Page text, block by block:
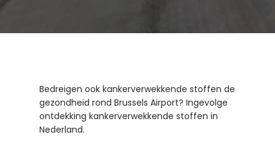
Bedreigen ook kankerverwekkende stoffen de
gezondheid rond Brussels Airport? Ingevolge
ontdekking kankerverwekkende stoffen in
Nederland.